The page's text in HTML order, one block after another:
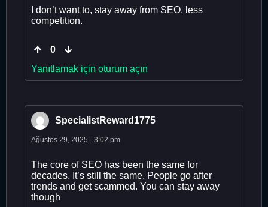
I don’t want to, stay away from SEO, less
competition.
0
Yanıtlamak için oturum açın
SpecialistReward1775
Ağustos 29, 2025 - 3:02 pm
The core of SEO has been the same for
decades. It’s still the same. People go after
trends and get scammed. You can stay away
though